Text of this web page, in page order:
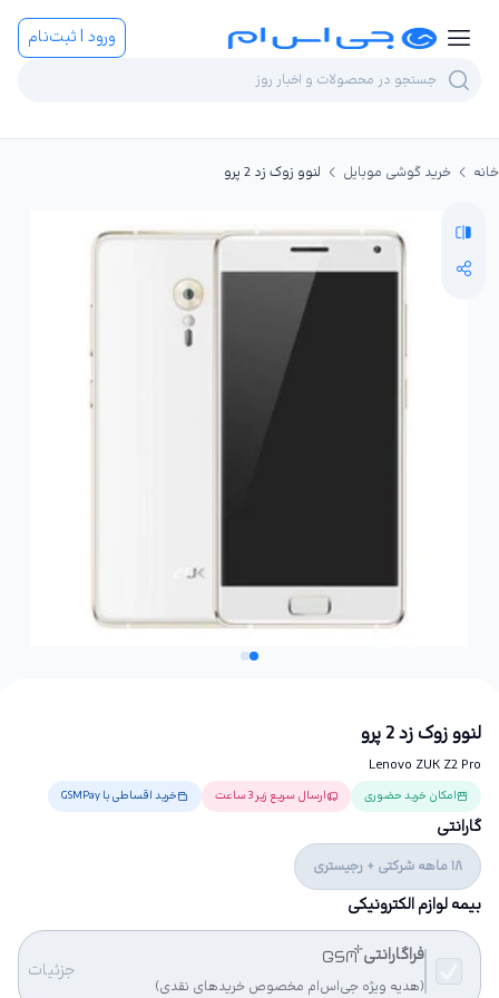
ورود | ثبت‌نام
خانه خرید گوشی موبایل لنوو زوک زد 2 پرو
لنوو زوک زد 2 پرو
Lenovo ZUK Z2 Pro
امکان خرید حضوری ارسال سریع زیر 3 ساعت خرید اقساطی با GSMPay
گارانتی
18 ماهه شرکتی + رجیستری
بیمه لوازم الکترونیکی
فراگارانتی
(هدیه ویژه جی‌اس‌ام مخصوص خریدهای نقدی)
جزئیات